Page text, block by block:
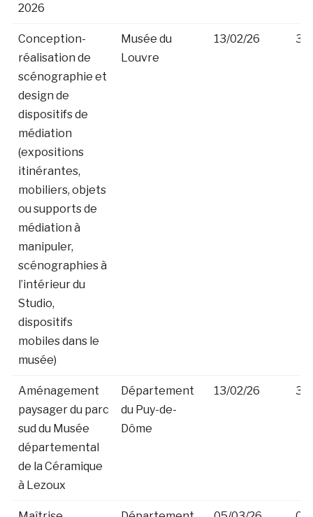
2026
Conception-
réalisation de
scénographie et
design de
dispositifs de
médiation
(expositions
itinérantes,
mobiliers, objets
ou supports de
médiation à
manipuler,
scénographies à
l’intérieur du
Studio,
dispositifs
mobiles dans le
musée)
Musée du
Louvre
13/02/26
Aménagement
paysager du parc
sud du Musée
départemental
de la Céramique
à Lezoux
Département
du Puy-de-
Dôme
13/02/26